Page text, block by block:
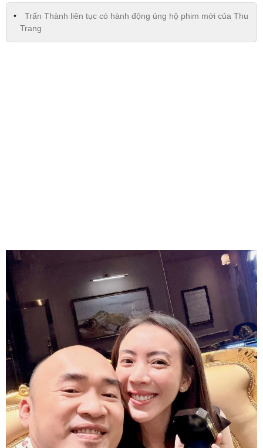
Trấn Thành liên tục có hành động ủng hộ phim mới của Thu
Trang